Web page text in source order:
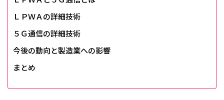
ＬＰＷＡの詳細技術
５Ｇ通信の詳細技術
今後の動向と製造業への影響
まとめ